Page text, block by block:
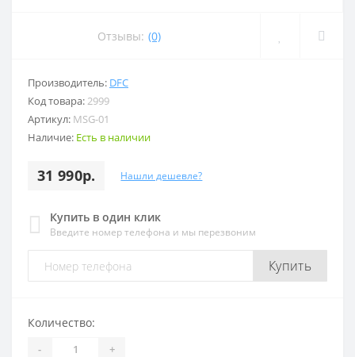
Отзывы: (0)
Производитель: DFC
Код товара:2999
Артикул: MSG-01
Наличие: Есть в наличии
31 990р. Нашли дешевле?
Купить в один клик
Введите номер телефона и мы перезвоним
Купить
Количество:
- +